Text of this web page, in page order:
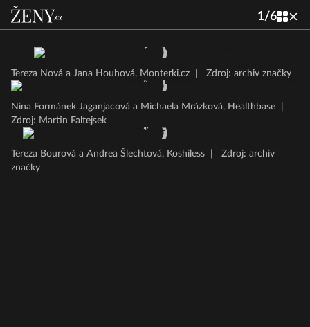
1/6
Tereza Nová a Jana Houhová, Monterki.cz Zdroj: archiv značky
Nina Formánek Jaganjacová a Michaela Mrázková, Healthbase
Zdroj: Martin Faltejsek
Tereza Bourová a Andrea Šlechtová, Koshiless
Zdroj: archiv
značky